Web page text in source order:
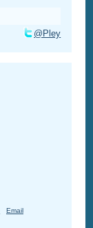
@Pley
Email